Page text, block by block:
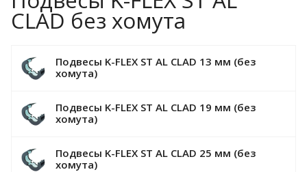
CLAD без хомута
Подвесы K-FLEX ST AL CLAD 13 мм (без
хомута)
Подвесы K-FLEX ST AL CLAD 19 мм (без
хомута)
Подвесы K-FLEX ST AL CLAD 25 мм (без
хомута)